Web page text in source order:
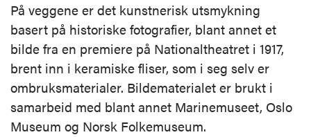
På veggene er det kunstnerisk utsmykning
basert på historiske fotografier, blant annet et
bilde fra en premiere på Nationaltheatret i 1917,
brent inn i keramiske fliser, som i seg selv er
ombruksmaterialer. Bildematerialet er brukt i
samarbeid med blant annet Marinemuseet, Oslo
Museum og Norsk Folkemuseum.